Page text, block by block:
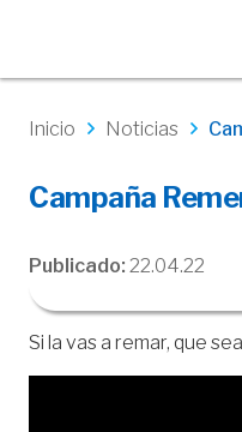
Inicio Noticias
Campaña
Publicado: 22.04.22
Si la vas a remar, que